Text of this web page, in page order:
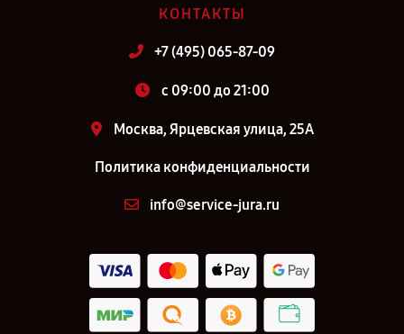
КОНТАКТЫ
+7 (495) 065-87-09
c 09:00 до 21:00
Москва, Ярцевская улица, 25А
Политика конфиденциальности
info@service-jura.ru